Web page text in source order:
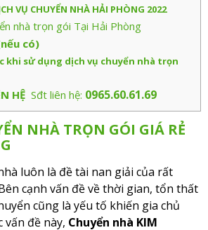
VỤ CHUYỂN NHÀ HẢI PHÒNG 2022
nhà trọn gói Tại Hải Phòng
có)
khi sử dụng dịch vụ chuyển nhà trọn
HỆ Sđt liên hệ: 0965.60.61.69
NHÀ TRỌN GÓI GIÁ RẺ
luôn là đề tài nan giải của rất
cạnh vấn đề về thời gian, tổn thất
cũng là yếu tố khiến gia chủ
vấn đề này, Chuyển nhà KIM